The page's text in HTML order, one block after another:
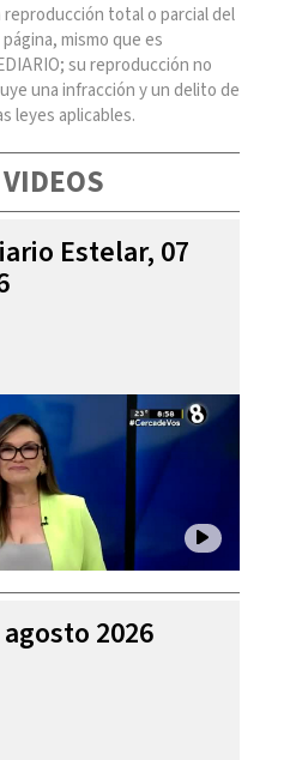
reproducción total o parcial del
mismo que es
su reproducción no
una infracción y un delito de
leyes aplicables.
Estelar, 07
2026